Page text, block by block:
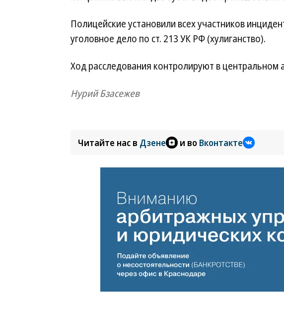
Полицейские установили всех участников
уголовное дело по ст. 213 УК РФ (хулиганство).
Ход расследования контролируют в центральном
Нурий Бзасежев
Читайте нас в Дзене и во Вконтакте